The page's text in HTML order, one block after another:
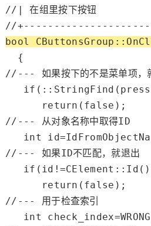
//| 在组里按下按钮
//
bool
//--- 如果按下的不是菜单项，
if (:: StringFind
return ( false
//--- 从对象名称中取得ID
int
//--- 如果ID不匹配，就退出
if
return ( false
//--- 用于检查索引
int check_index=